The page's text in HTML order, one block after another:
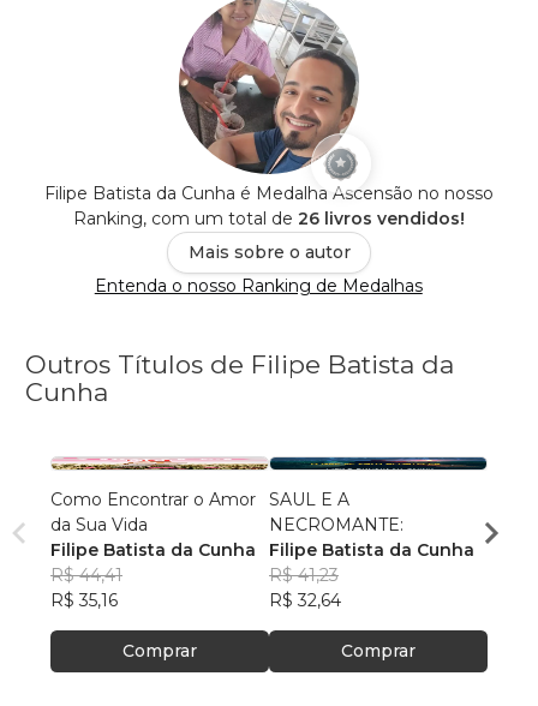
Filipe Batista da Cunha é Medalha Ascensão no nosso
Ranking, com um total de 26 livros vendidos!
Mais sobre o autor
Entenda o nosso Ranking de Medalhas
Outros Títulos de Filipe Batista da
Cunha
Como Encontrar o Amor
da Sua Vida
Filipe Batista da Cunha
R$ 44,41
R$ 35,16
Comprar
SAUL E A
NECROMANTE:
Filipe Batista da Cunha
R$ 41,23
R$ 32,64
Comprar